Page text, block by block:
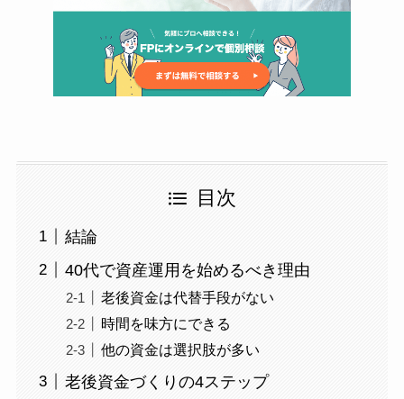
目次
結論
40代で資産運用を始めるべき理由
老後資金は代替手段がない
時間を味方にできる
他の資金は選択肢が多い
老後資金づくりの4ステップ